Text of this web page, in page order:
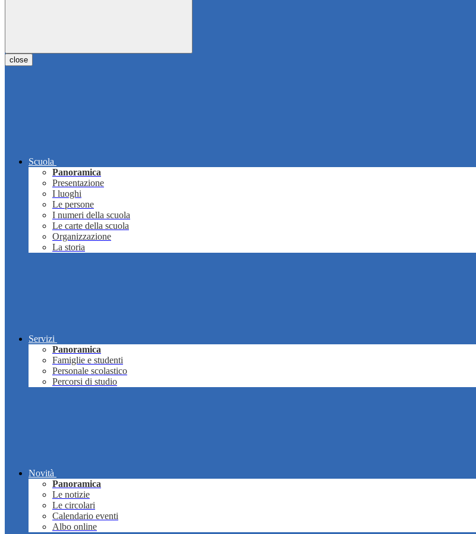
close
Scuola
Panoramica
Presentazione
I luoghi
Le persone
I numeri della scuola
Le carte della scuola
Organizzazione
La storia
Servizi
Panoramica
Famiglie e studenti
Personale scolastico
Percorsi di studio
Novità
Panoramica
Le notizie
Le circolari
Calendario eventi
Albo online